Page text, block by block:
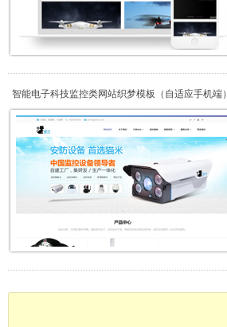
智能电子科技监控类网站织梦模板（自适应手机端）